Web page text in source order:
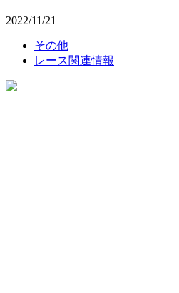
2022/11/21
その他
レース関連情報